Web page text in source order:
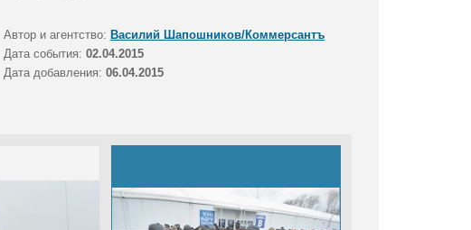
Автор и агентство: Василий Шапошников/Коммерсантъ
Дата события: 02.04.2015
Дата добавления: 06.04.2015